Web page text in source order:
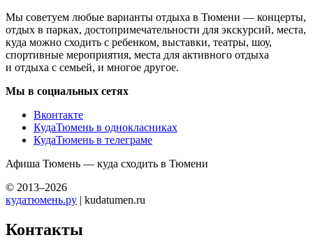
Мы советуем любые варианты отдыха в Тюмени — концерты,
отдых в парках, достопримечательности для экскурсий, места,
куда можно сходить с ребенком, выставки, театры, шоу,
спортивные мероприятия, места для активного отдыха
и отдыха с семьей, и многое другое.
Мы в социальных сетях
Вконтакте
КудаТюмень в однокласниках
КудаТюмень в телеграме
Афиша Тюмень — куда сходить в Тюмени
© 2013–2026
кудатюмень.ру | kudatumen.ru
Контакты